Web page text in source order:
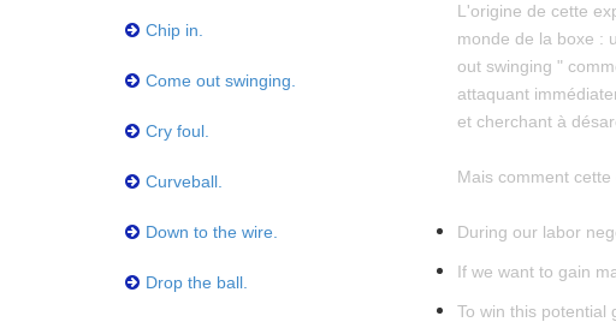
Chip in.
Come out swinging.
Cry foul.
Curveball.
Down to the wire.
Drop the ball.
L'origine de cette
monde de la boxe :
out swinging "
attaquant
et cherchant à
Mais comment
During our labor
If we want to gain
To win this potential